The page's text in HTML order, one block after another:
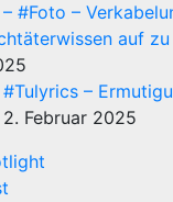
#Foto –
auf
–
2. Februar 2025